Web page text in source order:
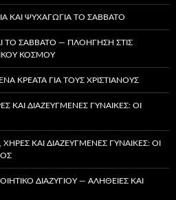
ΚΑΙ ΨΥΧΑΓΩΓΊΑ ΤΟ ΣΆΒΒΑΤΟ
ΤΟ ΣΆΒΒΑΤΟ — ΠΛΟΉΓΗΣΗ ΣΤΙΣ
ΚΌΣΜΟΥ
ΚΡΈΑΤΑ ΓΙΑ ΤΟΥΣ ΧΡΙΣΤΙΑΝΟΎΣ
ΚΑΙ ΔΙΑΖΕΥΓΜΈΝΕΣ ΓΥΝΑΊΚΕΣ: ΟΙ
ΚΑΙ ΔΙΑΖΕΥΓΜΈΝΕΣ ΓΥΝΑΊΚΕΣ: ΟΙ
ΔΙΑΖΥΓΊΟΥ — ΑΛΉΘΕΙΕΣ ΚΑΙ